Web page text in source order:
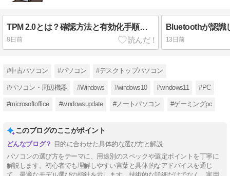
TPM 2.0とは？確認方法と有効化手順をわかりやすく解説【Windows 11対応】
8日前 13日前
#中古パソコン #パソコン #デスクトップパソコン
#パソコン・周辺機器 #Windows #windows10 #windows11 #PC
#microsoftoffice #windowsupdate #ノートパソコン #ゲーミングpc
このブログのここがポイント
目的に合わせた具体的な選び方と解説
パソコンの選び方をテーマに、用途別のスペックや選定ポイントを丁寧に
解説します。初心者でも理解しやすい言葉と具体的なアドバイスを通じ